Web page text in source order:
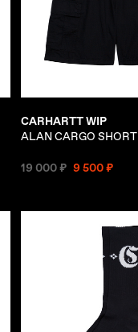
CARHARTT WIP
ALAN CARGO SHORT
19 000 ₽ 9 500 ₽